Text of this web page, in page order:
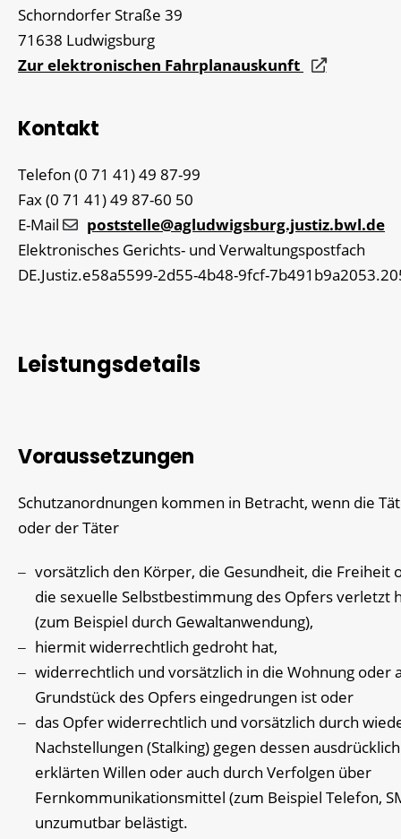
Schorndorfer Straße 39
71638 Ludwigsburg
Zur elektronischen Fahrplanauskunft
Kontakt
Telefon (0 71 41) 49 87-99
Fax(0 71 41) 49 87-60 50
E-Mail
poststelle@agludwigsburg.justiz.bwl.de
Elektronisches Gerichts- und Verwaltungspostfach
DE.Justiz.e58a5599-2d55-4b48-9fcf-
Leistungsdetails
Voraussetzungen
Schutzanordnungen kommen in Betracht, wenn die
oder der Täter
vorsätzlich den Körper, die Gesundheit, die Freiheit
die sexuelle Selbstbestimmung des Opfers verletzt
(zum Beispiel durch Gewaltanwendung),
hiermit widerrechtlich gedroht hat,
widerrechtlich und vorsätzlich in die Wohnung oder
Grundstück des Opfers eingedrungen ist oder
das Opfer widerrechtlich und vorsätzlich durch
Nachstellungen (Stalking) gegen dessen ausdrücklich
erklärten Willen oder auch durch Verfolgen über
Fernkommunikationsmittel (zum Beispiel Telefon,
unzumutbar belästigt.